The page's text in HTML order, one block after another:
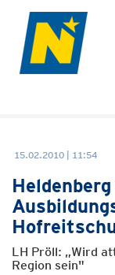
15.02.2010 | 11:54
LH Pröll: „Wird
Region sein"